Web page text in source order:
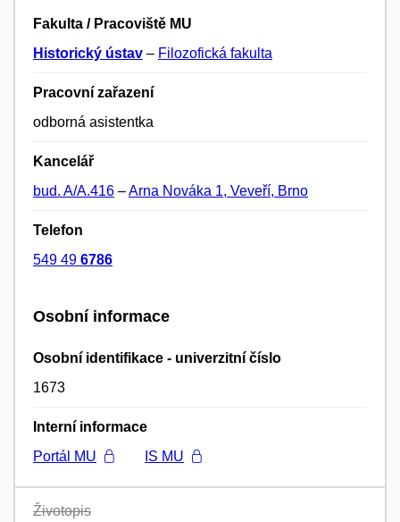
Fakulta / Pracoviště MU
Historický ústav – Filozofická fakulta
Pracovní zařazení
odborná asistentka
Kancelář
bud. A/A.416 –Arna Nováka 1, Veveří, Brno
Telefon
549 49 6786
Osobní informace
Osobní identifikace - univerzitní číslo
1673
Interní informace
Portál MU
IS MU
Životopis